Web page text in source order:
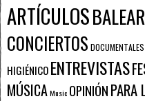
ARTÍCULOS
CONCIERTOS DOCUMENTALES
HIGIÉNICOENTREVISTAS
MÚSICAMusic OPINIÓNPARA